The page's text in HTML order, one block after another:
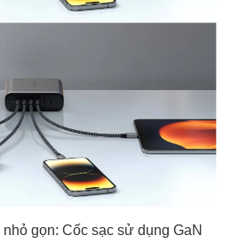
gọn: Cốc sạc sử dụng GaN